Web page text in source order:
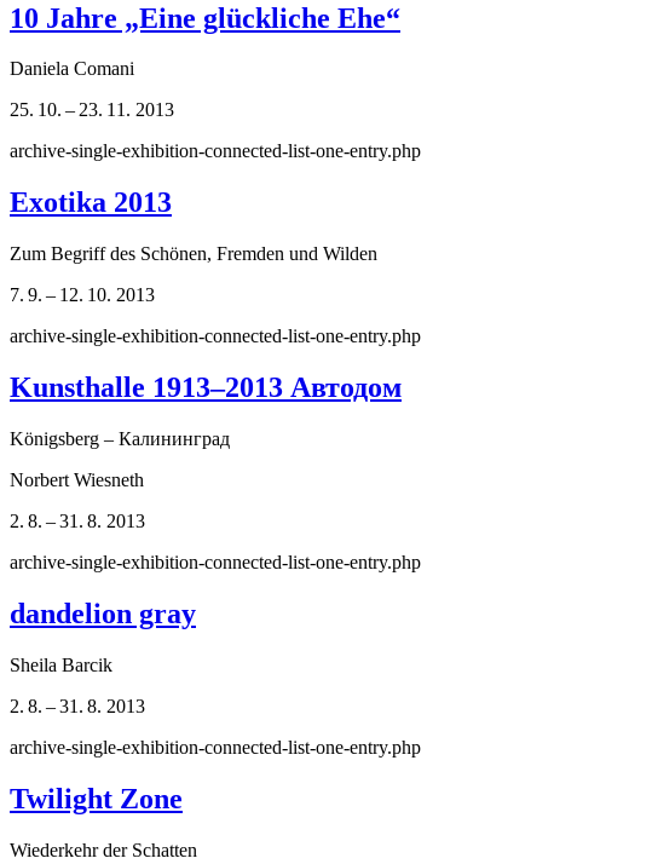
10 Jahre „Eine glückliche Ehe“
Daniela Comani
25. 10. – 23. 11. 2013
archive-single-exhibition-connected-list-one-entry.php
Exotika 2013
Zum Begriff des Schönen, Fremden und Wilden
7. 9. – 12. 10. 2013
archive-single-exhibition-connected-list-one-entry.php
Kunsthalle 1913–2013 Автодом
Königsberg – Калининград
Norbert Wiesneth
2. 8. – 31. 8. 2013
archive-single-exhibition-connected-list-one-entry.php
dandelion gray
Sheila Barcik
2. 8. – 31. 8. 2013
archive-single-exhibition-connected-list-one-entry.php
Twilight Zone
Wiederkehr der Schatten